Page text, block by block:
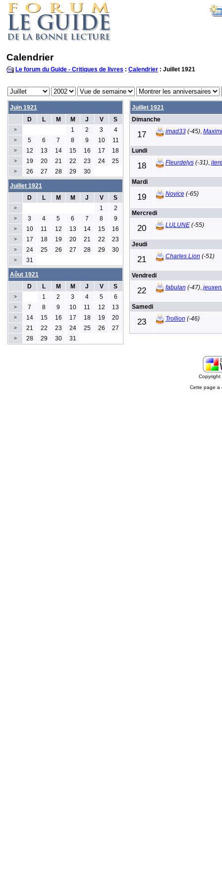
Calendrier
Le forum du Guide - Critiques de livres : Calendrier : Juillet 1921
Juin 1921
D
L M M J V S
> 1 2 3 4
> 5 6 7 8 9 10 11
> 12 13 14 15 16 17 18
> 19 20 21 22 23 24 25
> 26 27 28 29 30
Juillet 1921
Dimanche
17 imad33(-45),
Lundi
18 Fleurdelys(-31),
Mardi
19 Novice(-65)
Mercredi
20 LULUNE(-55)
Jeudi
21 Charles Lion (-51)
Vendredi
22 fabulan (-47),
Samedi
23 Trollion (-46)
Juillet 1921
D
L M M J V S
> 1 2
> 3 4 5 6 7 8 9
> 10 11 12 13 14 15 16
> 17 18 19 20 21 22 23
> 24 25 26 27 28 29 30
> 31
Aôut 1921
D
L M M J V S
> 1 2 3 4 5 6
> 7 8 9 10 11 12 13
> 14 15 16 17 18 19 20
> 21 22 23 24 25 26 27
> 28 29 30 31
Cette page a